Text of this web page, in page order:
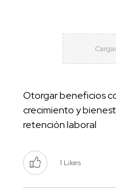
Otorgar beneficios
crecimiento y
retención laboral
1 Likes